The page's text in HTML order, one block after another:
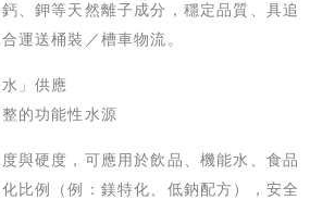
、鉀等天然離子成分，穩定品質、具追
運送桶裝／槽車物流。
」供應
的功能性水源
與硬度，可應用於飲品、機能水、食品
比例（例：鎂特化、低鈉配方）， 安全